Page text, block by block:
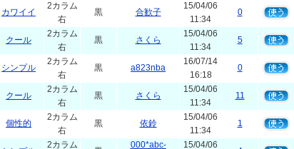
カワイイ
2カラム
右
黒 合歓子
15/04/06
11:34
0
クール
2カラム
右
黒 さくら
15/04/06
11:34
5
シンプル
2カラム
右
黒 a823nba
16/07/14
16:18
0
クール
2カラム
右
黒 さくら
15/04/06
11:34
11
個性的
2カラム
右
黒 依鈴
15/04/06
11:34
1
2カラム 000*abc- 15/04/06